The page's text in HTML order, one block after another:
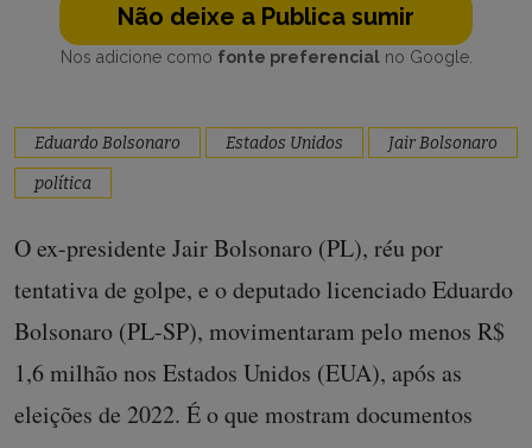
Não deixe a Publica sumir
Nos adicione como fonte preferencialno Google.
Eduardo Bolsonaro Estados Unidos
Jair Bolsonaro
política
O ex-presidente Jair Bolsonaro (PL), réu por
tentativa de golpe, e o deputado licenciado Eduardo
Bolsonaro (PL-SP), movimentaram pelo menos R$
1,6 milhão nos Estados Unidos (EUA), após as
eleições de 2022. É o que mostram documentos